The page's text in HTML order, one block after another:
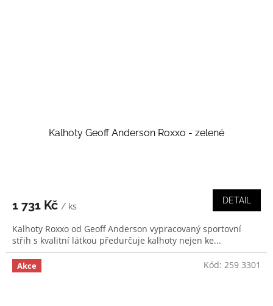
Kalhoty Geoff Anderson Roxxo - zelené
1 731 Kč / ks
DETAIL
Kalhoty Roxxo od Geoff Anderson vypracovaný sportovní
střih s kvalitní látkou předurčuje kalhoty nejen ke...
Akce Kód: 259 3301